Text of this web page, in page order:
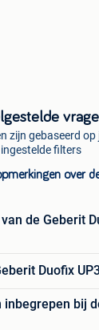
zijn gebaseerd
ingestelde filters
over
de Geberit
Duofix
bij